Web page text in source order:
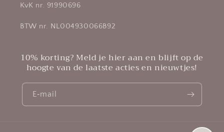
KvK nr. 91990696
BTW nr. NL004930066B92
10% korting? Meld je hier aan en blijft op de
hoogte van de laatste acties en nieuwtjes!
E‑mail